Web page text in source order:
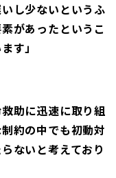
し少ないというふ
があったというこ
す」
助に迅速に取り組
約の中でも初動対
ないと考えており